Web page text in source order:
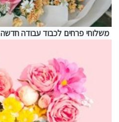
משלוחי פרחים לכבוד עבודה חדשה